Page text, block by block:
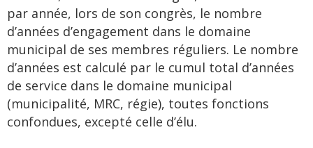
par année, lors de son congrès, le nombre
d’années d’engagement dans le domaine
municipal de ses membres réguliers. Le nombre
d’années est calculé par le cumul total d’années
de service dans le domaine municipal
(municipalité, MRC, régie), toutes fonctions
confondues, excepté celle d’élu.